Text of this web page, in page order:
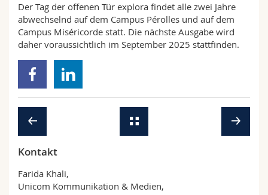
Der Tag der offenen Tür explora findet alle zwei Jahre
abwechselnd auf dem Campus Pérolles und auf dem
Campus Miséricorde statt. Die nächste Ausgabe wird
daher voraussichtlich im September 2025 stattfinden.
Kontakt
Farida Khali,
Unicom Kommunikation & Medien,